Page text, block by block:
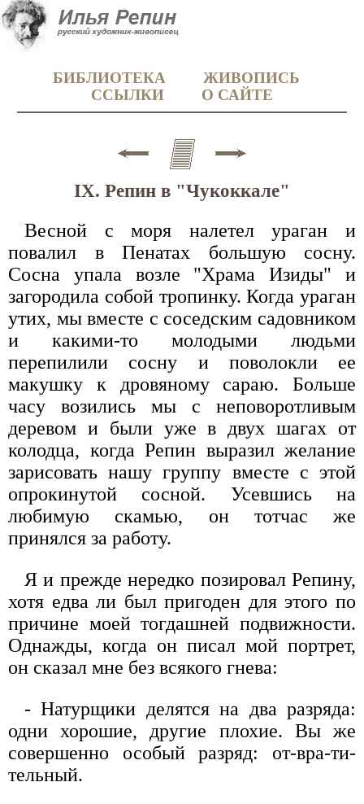
БИБЛИОТЕКА
ЖИВОПИСЬ
ССЫЛКИ
О САЙТЕ
IX. Репин в "Чукоккале"
Весной с моря налетел ураган и
повалил в Пенатах большую сосну.
Сосна упала возле "Храма Изиды" и
загородила собой тропинку. Когда ураган
утих, мы вместе с соседским садовником
и какими-то молодыми людьми
перепилили сосну и поволокли ее
макушку к дровяному сараю. Больше
часу возились мы с неповоротливым
деревом и были уже в двух шагах от
колодца, когда Репин выразил желание
зарисовать нашу группу вместе с этой
опрокинутой сосной. Усевшись на
любимую скамью, он тотчас же
принялся за работу.
Я и прежде нередко позировал Репину,
хотя едва ли был пригоден для этого по
причине моей тогдашней подвижности.
Однажды, когда он писал мой портрет,
он сказал мне без всякого гнева:
- Натурщики делятся на два разряда:
одни хорошие, другие плохие. Вы же
совершенно особый разряд: от-вра-ти-
тельный.